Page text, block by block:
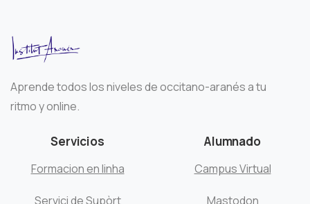
Aprende todos los niveles de occitano-aranés a tu
ritmo y online.
Servicios
Formacion en linha
Servici de Supòrt
Alumnado
Campus Virtual
Mastodon